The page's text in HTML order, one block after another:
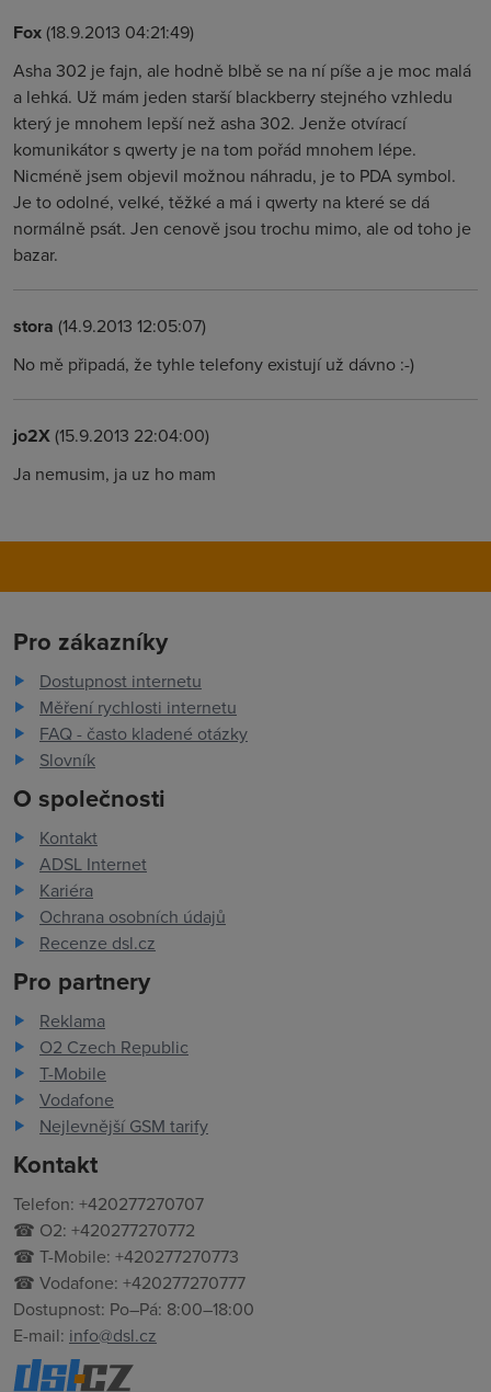
Fox(18.9.2013 04:21:49)
Asha 302 je fajn, ale hodně blbě se na ní píše a je moc malá
a lehká. Už mám jeden starší blackberry stejného vzhledu
který je mnohem lepší než asha 302. Jenže otvírací
komunikátor s qwerty je na tom pořád mnohem lépe.
Nicméně jsem objevil možnou náhradu, je to PDA symbol.
Je to odolné, velké, těžké a má i qwerty na které se dá
normálně psát. Jen cenově jsou trochu mimo, ale od toho je
bazar.
stora (14.9.2013 12:05:07)
No mě připadá, že tyhle telefony existují už dávno :-)
jo2X(15.9.2013 22:04:00)
Ja nemusim, ja uz ho mam
Pro zákazníky
Dostupnost internetu
Měření rychlosti internetu
FAQ - často kladené otázky
Slovník
O společnosti
Kontakt
ADSL Internet
Kariéra
Ochrana osobních údajů
Recenze dsl.cz
Pro partnery
Reklama
O2 Czech Republic
T-Mobile
Vodafone
Nejlevnější GSM tarify
Kontakt
Telefon: +420277270707
☎ O2: +420277270772
☎ T-Mobile: +420277270773
☎ Vodafone: +420277270777
Dostupnost: Po–Pá: 8:00–18:00
E-mail: info@dsl.cz